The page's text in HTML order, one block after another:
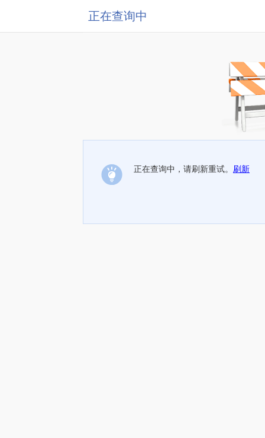
正在查询中
正在查询中，请刷新重试。 刷新